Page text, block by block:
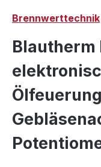
Brennwerttechnik
Blautherm